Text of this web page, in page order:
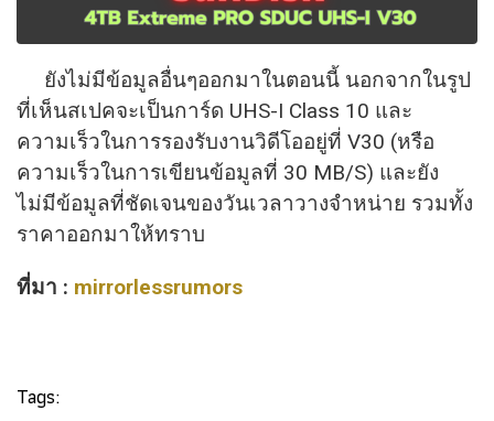
ยังไม่มีข้อมูลอื่นๆออกมาในตอนนี้ นอกจากในรูป
ที่เห็นสเปคจะเป็นการ์ด UHS-I Class 10 และ
ความเร็วในการรองรับงานวิดีโออยู่ที่ V30 (หรือ
ความเร็วในการเขียนข้อมูลที่ 30 MB/S)​ และยัง
ไม่มีข้อมูลที่ชัดเจนของวันเวลาวางจำหน่าย รวมทั้ง
ราคาออกมาให้ทราบ
ที่มา : mirrorlessrumors
Tags: